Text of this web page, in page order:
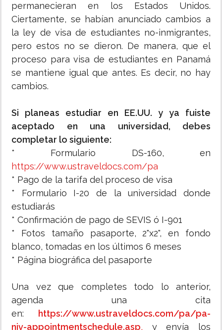
permanecieran en los Estados Unidos.
Ciertamente, se habían anunciado cambios a
la ley de visa de estudiantes no-inmigrantes,
pero estos no se dieron. De manera, que el
proceso para visa de estudiantes en Panamá
se mantiene igual que antes. Es decir, no hay
cambios.
Si planeas estudiar en EE.UU. y ya fuiste
aceptado en una universidad, debes
completar lo siguiente:
* Formulario DS-160, en
https://www.ustraveldocs.com/pa
* Pago de la tarifa del proceso de visa
* Formulario I-20 de la universidad donde
estudiarás
* Confirmación de pago de SEVIS ó I-901
* Fotos tamaño pasaporte, 2"x2", en fondo
blanco, tomadas en los últimos 6 meses
* Página biográfica del pasaporte
Una vez que completes todo lo anterior,
agenda una cita
en:
https://www.ustraveldocs.com/pa/pa-
niv-appointmentschedule.asp, y envía los